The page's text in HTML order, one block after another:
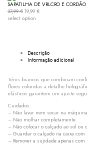
SAPATILHA DE VRLCRO E
37,99€ 19,99 €
select option
Descrição
Informação adicional
Ténis brancos que combinam
flores coloridas a detalhe
elásticos garantem um ajuste
Cuidados:
– Não lavar nem secar na
– Não molhar completamente.
– Não colocar o calçado ao sol ou
– Guardar o calçado na caixa
– Remover a sujidade apenas